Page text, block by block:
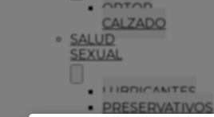
ORTOP
CALZADO
SALUD
SEXUAL
LUBRICANTES
PRESERVATIVOS